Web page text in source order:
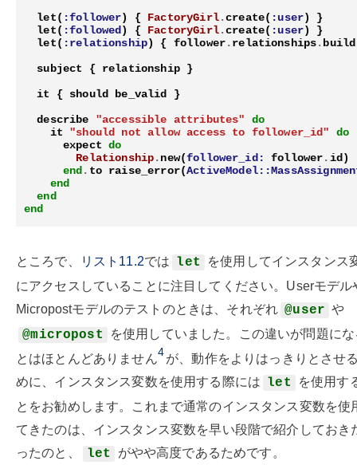
let( :follower) { FactoryGirl.create( :user)
}
let( :followed ) { FactoryGirl.create( :user)
}
let( :relationship) { follower.relationships. build
subject
{ relationship }
it
{ should be_valid
}
describe
"accessible attributes"
do
it
"should not allow access to follower_id"
do
expect do
Relationship.new(follower_id: follower.id )
end . to raise_error(
end
end
end
ところで、 リスト11.2では let
を使用してインスタンス
にアクセスしていることに注目してください。Userモデル
Micropostモデルのテストのときは、それぞれ @user や
@micropost
を使用していました。この違いが問題に
とはほとんどありません4が、動作をよりはっきりとさせ
めに、インスタンス変数を使用する際には let
を使用す
とをお勧めします。これまで通常のインスタンス変数を使
てきたのは、インスタンス変数を早い段階で紹介しておき
ったのと、
let がやや高度であるためです。